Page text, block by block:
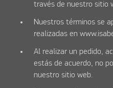
través de nuestro sitio
Nuestros términos se
realizadas en
Al realizar un pedido,
estás de acuerdo, no
nuestro sitio web.